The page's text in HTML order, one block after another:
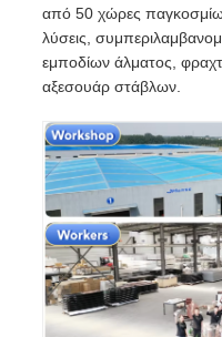
από 50 χώρες
λύσεις,
εμποδίων άλματος,
αξεσουάρ στάβλων.